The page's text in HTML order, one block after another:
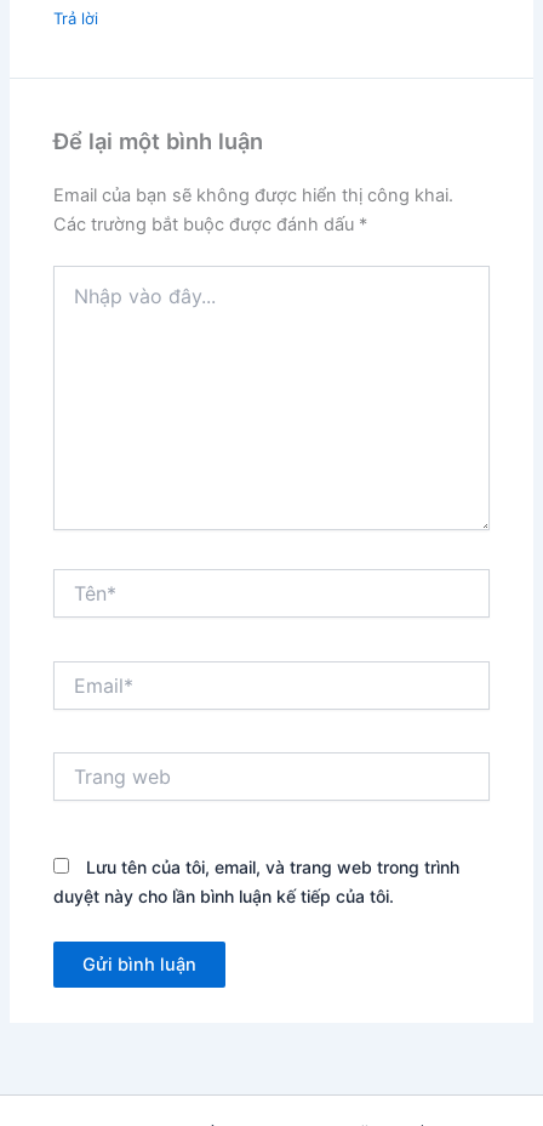
Trả lời
Để lại một bình luận
Email của bạn sẽ không được hiển thị công khai.
Các trường bắt buộc được đánh dấu *
vào
web
Lưu tên của tôi, email, và trang web trong trình
duyệt này cho lần bình luận kế tiếp của tôi.